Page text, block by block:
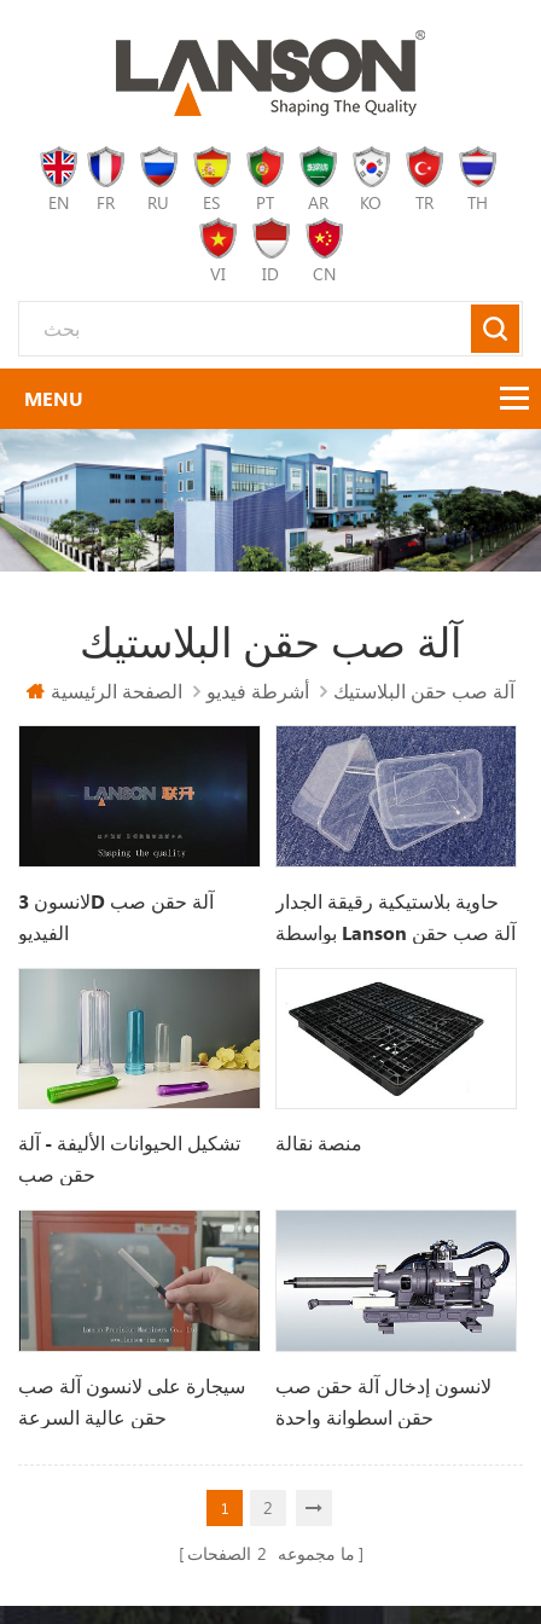
EN FR RU ES PT AR KO TR TH
VI ID CN
آلة صب حقن البلاستيك
الصفحة الرئيسية أشرطة فيديو آلة صب حقن البلاستيك
لانسون 3D آلة حقن صب
الفيديو
حاوية بلاستيكية رقيقة الجدار
بواسطة Lanson آلة صب حقن
البلاستيك
تشكيل الحيوانات الأليفة - آلة
حقن صب
منصة نقالة
سيجارة على لانسون آلة صب
حقن عالية السرعة
لانسون إدخال آلة حقن صب
حقن اسطوانة واحدة
1
2
ما مجموعه 2 الصفحات